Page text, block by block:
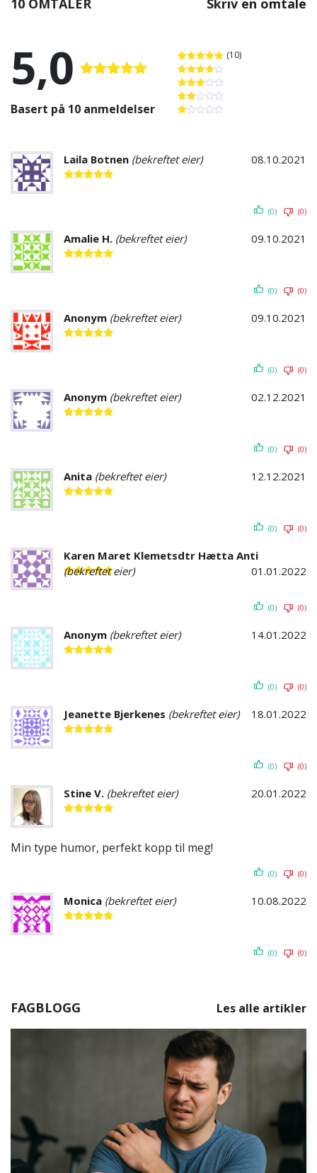
10 OMTALER Skriv en omtale
5,0
Basert på 10 anmeldelser
Vurdert5
av 5
(10)
Vurdert4
av 5
Vurdert
av 5
Vurdert
Laila Botnen (bekreftet eier) 08.10.2021
(0) (0)
Amalie H. (bekreftet eier) 09.10.2021
(0) (0)
Anonym (bekreftet eier) 09.10.2021
(0) (0)
Anonym (bekreftet eier) 02.12.2021
(0) (0)
Anita (bekreftet eier) 12.12.2021
(0) (0)
Karen Maret Klemetsdtr Hætta Anti
(bekreftet eier)
01.01.2022
(0) (0)
Anonym (bekreftet eier) 14.01.2022
(0) (0)
Jeanette Bjerkenes (bekreftet eier) 18.01.2022
(0) (0)
Stine V. (bekreftet eier) 20.01.2022
Min type humor, perfekt kopp til meg!
(0) (0)
Monica (bekreftet eier) 10.08.2022
(0) (0)
FAGBLOGG Les alle artikler